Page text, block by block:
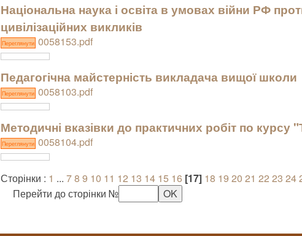
Національна наука і освіта в умовах війни РФ
цивілізаційних викликів
Переглянути0058153.pdf
Педагогічна майстерність викладача вищої школи
Переглянути0058103.pdf
Методичні вказівки до практичних робіт по курсу
Переглянути0058104.pdf
Сторінки : 1 ... 78 9 10 11 12 13 14 15 16 [17] 18 19 20 21 22 23 24
Перейти до сторінки №